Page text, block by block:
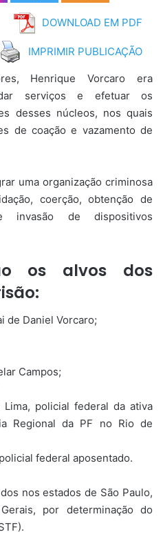
DOWNLOAD EM PDF
IMPRIMIR PUBLICAÇÃO
Henrique Vorcaro era
serviços e efetuar os
desses núcleos, nos quais
de coação e vazamento de
uma organização criminosa
coerção, obtenção de
invasão de dispositivos
os alvos dos
de Daniel Vorcaro;
Campos;
policial federal da ativa
Regional da PF no Rio de
federal aposentado.
nos estados de São Paulo,
por determinação do